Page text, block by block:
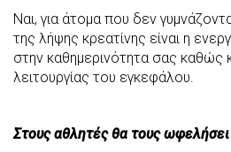
Ναι, για άτομα που δεν
της λήψης κρεατίνης είναι η
στην καθημερινότητα σας καθώς
λειτουργίας του εγκεφάλου.
Στους αθλητές θα τους